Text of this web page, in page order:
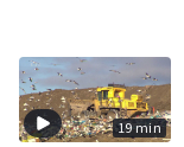
19 min